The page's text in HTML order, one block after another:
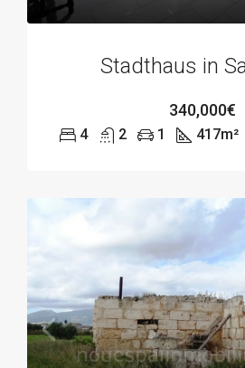
Stadthaus in
340,000€
4 2 1 417m²